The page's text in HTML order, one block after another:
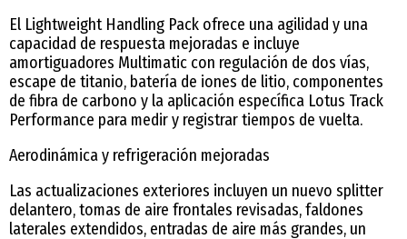
El Lightweight Handling Pack ofrece una agilidad y una
capacidad de respuesta mejoradas e incluye
amortiguadores Multimatic con regulación de dos vías,
escape de titanio, batería de iones de litio, componentes
de fibra de carbono y la aplicación específica Lotus Track
Performance para medir y registrar tiempos de vuelta.
Aerodinámica y refrigeración mejoradas
Las actualizaciones exteriores incluyen un nuevo splitter
delantero, tomas de aire frontales revisadas, faldones
laterales extendidos, entradas de aire más grandes, un